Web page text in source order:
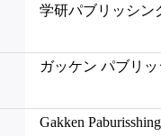
学研パブリッシン
ガッケン パブリ
Gakken